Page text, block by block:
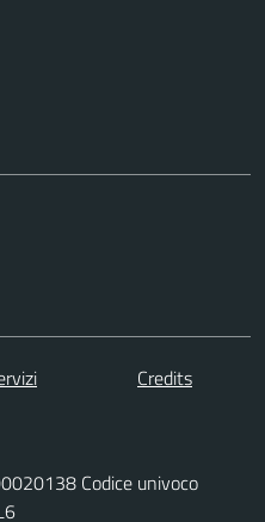
Credits
Codice univoco